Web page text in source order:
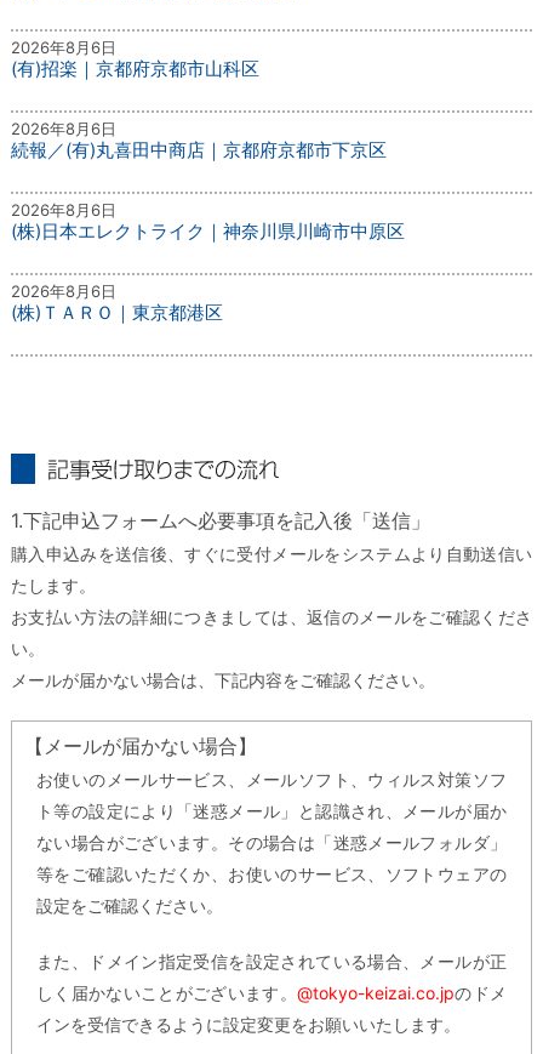
2026年8月6日
(有)招楽｜京都府京都市山科区
2026年8月6日
続報／(有)丸喜田中商店｜京都府京都市下京区
2026年8月6日
(株)日本エレクトライク｜神奈川県川崎市中原区
2026年8月6日
(株)ＴＡＲＯ｜東京都港区
1.下記申込フォームへ必要事項を記入後「送信」
購入申込みを送信後、すぐに受付メールをシステムより自動送信い
たします。
お支払い方法の詳細につきましては、返信のメールをご確認くださ
い。
メールが届かない場合は、下記内容をご確認ください。
【メールが届かない場合】
お使いのメールサービス、メールソフト、ウィルス対策ソフ
ト等の設定により「迷惑メール」と認識され、メールが届か
ない場合がございます。その場合は「迷惑メールフォルダ」
等をご確認いただくか、お使いのサービス、ソフトウェアの
設定をご確認ください。
また、ドメイン指定受信を設定されている場合、メールが正
しく届かないことがございます。@tokyo-keizai.co.jpのドメ
インを受信できるように設定変更をお願いいたします。